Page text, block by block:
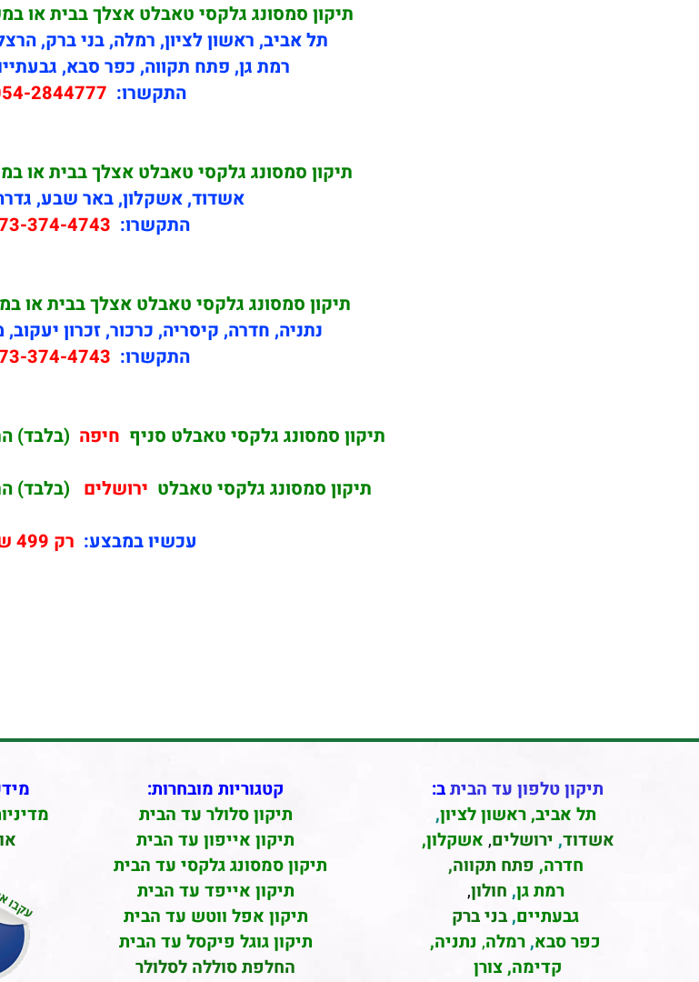
תיקון סמסונג גלקסי טאבלט אצלך בבית או
תל אביב, ראשון לציון, רמלה, בני ברק,
רמת גן, פתח תקווה, כפר סבא,
התקשרו: 2844777
תיקון סמסונג גלקסי טאבלט אצלך בבית או
אשדוד, אשקלון, באר שבע,
התקשרו: 374-4743
תיקון סמסונג גלקסי טאבלט אצלך בבית או
נתניה, חדרה, קיסריה, כרכור, זכרון
התקשרו: 374-4743
תיקון סמסונג גלקסי טאבלט סניף חיפה (בלבד)
תיקון סמסונג גלקסי טאבלט ירושלים (בלבד)
עכשיו במבצע: רק 499 ש"ח
תיקון טלפון עד הביתב:
תל אביב, ראשון לציון,
אשדוד, ירושלים, אשקלון,
חדרה, פתח תקווה,
רמת גן, חולון,
גבעתיים, בני ברק
כפר סבא, רמלה, נתניה,
קדימה, צורן
קטגוריות מובחרות:
תיקון סלולר עד הבית
תיקון אייפון עד הבית
תיקון סמסונג גלקסי עד הבית
תיקון אייפד עד הבית
תיקון אפל ווטש עד הבית
תיקון גוגל פיקסל עד הבית
החלפת סוללה לסלולר